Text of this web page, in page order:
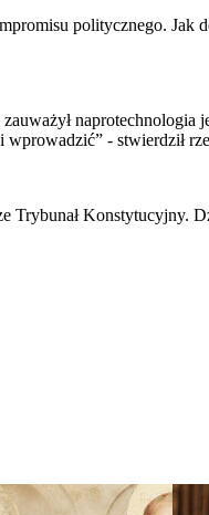
politycznego. Jak
naprotechnologia
wprowadzić” - stwierdził
Trybunał Konstytucyjny.